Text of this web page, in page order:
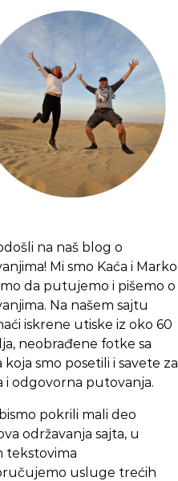
na naš blog o
Mi smo Kaća i Marko
da putujemo i pišemo o
Na našem sajtu
iskrene utiske iz oko 60
neobrađene fotke sa
koja smo posetili i savete za
i odgovorna putovanja.
pokrili mali deo
održavanja sajta, u
tekstovima
usluge trećih